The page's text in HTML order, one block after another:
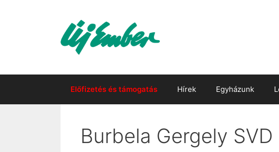
Előfizetés és támogatás Hírek Egyházunk
Burbela Gergely SVD